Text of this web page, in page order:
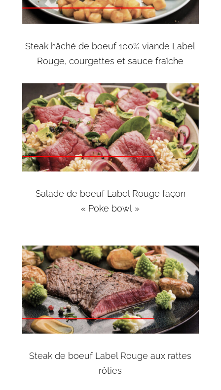
Steak hâché de boeuf 100% viande Label
Rouge, courgettes et sauce fraîche
Salade de boeuf Label Rouge façon
« Poke bowl »
Steak de boeuf Label Rouge aux rattes
rôties